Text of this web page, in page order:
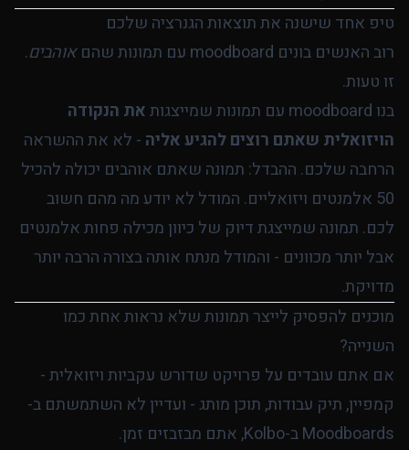
טיפ אחד שישנה את תוצאות הגנרציה שלכם
רוב האנשים בונים moodboard עם תמונות שהם
אוהבים.
זו טעות.
בנו moodboard עם תמונות שמייצגות
את הנקודה
הויזואלית שאתם רוצים להגיע אליה - לא את ההשראה
הרחבה שלכם. ההבדל: תמונה שאתם אוהבים יכולה להכיל
50 אלמנטים ויזואליים. המודל לא יודע מה מהם חשוב
לכם. תמונה שמייצגת דיוק של כיוון מכילה פחות אלמנטים
אבל יותר מכוונים - והמודל מנתח אותה בצורה הרבה יותר
מדויקת.
מוכנים להפסיק לייצר תמונות שלא נראות אחת כמו
השנייה?
אם אתם עובדים על פרויקט שדורש עקביות ויזואלית -
קמפיין, תיק עבודות, תוכן מותג - ועדיין לא השתמשתם ב-
Moodboards ב-Kolbo, אתם מבזבזים זמן.